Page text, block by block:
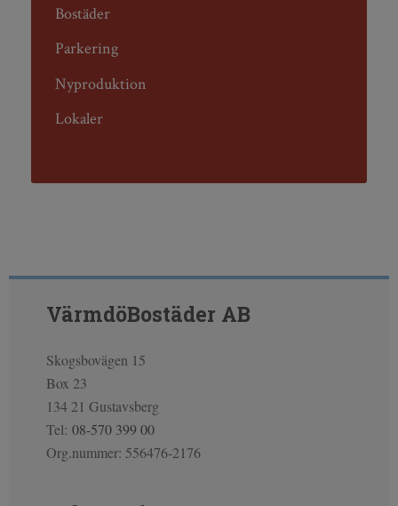
Bostäder
Parkering
Nyproduktion
Lokaler
VärmdöBostäder AB
Skogsbovägen 15
Box 23
134 21 Gustavsberg
Tel: 08-570 399 00
Org.nummer: 556476-2176